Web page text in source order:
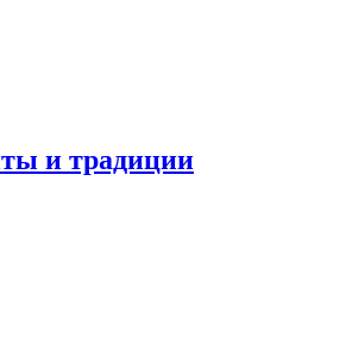
и традиции